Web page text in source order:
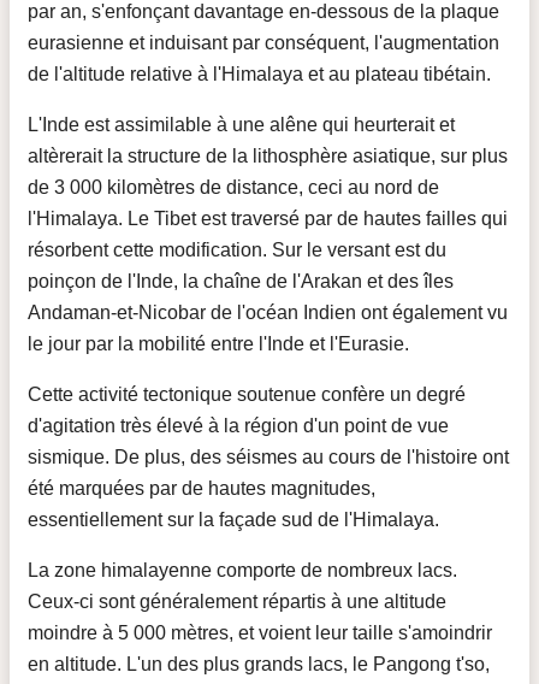
par an, s'enfonçant davantage en-dessous de la plaque
eurasienne et induisant par conséquent, l'augmentation
de l'altitude relative à l'Himalaya et au plateau tibétain.
L'Inde est assimilable à une alêne qui heurterait et
altèrerait la structure de la lithosphère asiatique, sur plus
de 3 000 kilomètres de distance, ceci au nord de
l'Himalaya. Le Tibet est traversé par de hautes failles qui
résorbent cette modification. Sur le versant est du
poinçon de l'Inde, la chaîne de l'Arakan et des îles
Andaman-et-Nicobar de l'océan Indien ont également vu
le jour par la mobilité entre l'Inde et l'Eurasie.
Cette activité tectonique soutenue confère un degré
d'agitation très élevé à la région d'un point de vue
sismique. De plus, des séismes au cours de l'histoire ont
été marquées par de hautes magnitudes,
essentiellement sur la façade sud de l'Himalaya.
La zone himalayenne comporte de nombreux lacs.
Ceux-ci sont généralement répartis à une altitude
moindre à 5 000 mètres, et voient leur taille s'amoindrir
en altitude. L'un des plus grands lacs, le Pangong t'so,